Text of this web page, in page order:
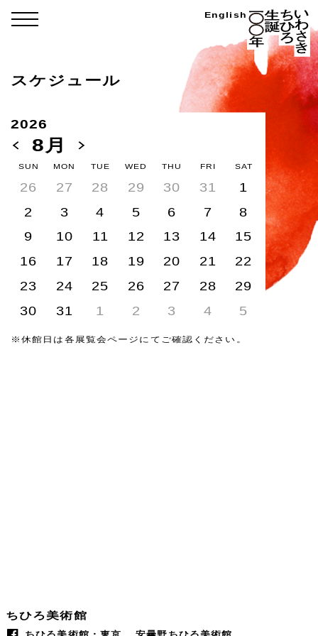
to
い
わ
さ
き
ち
ひ
ろ
年
English
menu
スケジュール
2026
8月
SUN MON TUE WED THU FRI SAT
26 27 28 29 30 31 1
2 3 4 5 6 7
8
9
10 11 12 13 14
15
16
17 18 19 20 21
22
23
24 25 26 27 28 29
30 31 1 2 3 4 5
※休館日は各展覧会ページにてご確認ください。
ちひろ美術館
ちひろ美術館・東京 安曇野ちひろ美術館